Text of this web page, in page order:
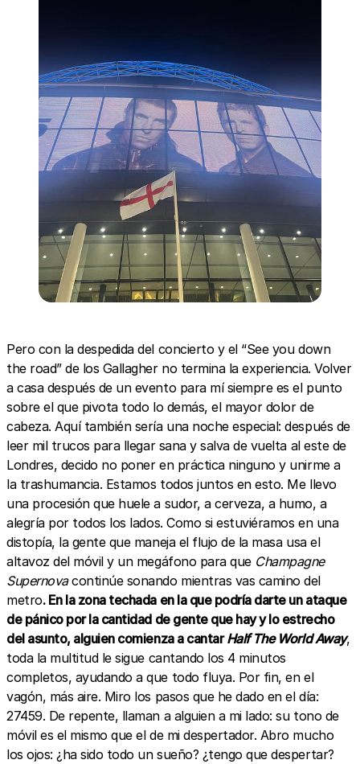
Pero con la despedida del concierto y el “See you down
the road” de los Gallagher no termina la experiencia. Volver
a casa después de un evento para mí siempre es el punto
sobre el que pivota todo lo demás, el mayor dolor de
cabeza. Aquí también sería una noche especial: después de
leer mil trucos para llegar sana y salva de vuelta al este de
Londres, decido no poner en práctica ninguno y unirme a
la trashumancia. Estamos todos juntos en esto. Me llevo
una procesión que huele a sudor, a cerveza, a humo, a
alegría por todos los lados. Como si estuviéramos en una
distopía, la gente que maneja el flujo de la masa usa el
altavoz del móvil y un megáfono para que Champagne
Supernovacontinúe sonando mientras vas camino del
metro. En la zona techada en la que podría darte un ataque
de pánico por la cantidad de gente que hay y lo estrecho
del asunto, alguien comienza a cantarHalf The World Away,
toda la multitud le sigue cantando los 4 minutos
completos, ayudando a que todo fluya. Por fin, en el
vagón, más aire. Miro los pasos que he dado en el día:
27459. De repente, llaman a alguien a mi lado: su tono de
móvil es el mismo que el de mi despertador. Abro mucho
los ojos: ¿ha sido todo un sueño? ¿tengo que despertar?